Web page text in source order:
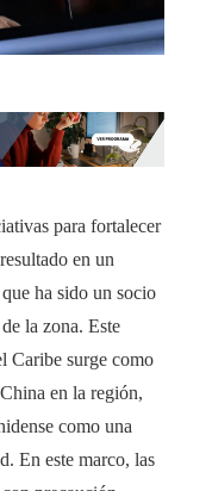
para fortalecer
en un
ha sido un socio
la zona. Este
Caribe surge como
en la región,
como una
En este marco, las